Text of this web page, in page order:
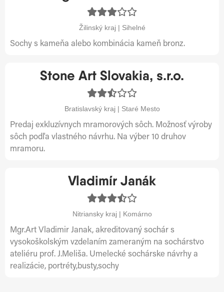
Žilinský kraj | Sihelné
Sochy s kameňa alebo kombinácia kameň bronz.
Stone Art Slovakia, s.r.o.
Bratislavský kraj | Staré Mesto
Predaj exkluzívnych mramorových sôch. Možnosť výroby
sôch podľa vlastného návrhu. Na výber 10 druhov
mramoru.
Vladimír Janák
Nitriansky kraj | Komárno
Mgr.Art Vladimir Janak, akreditovaný sochár s
vysokoškolským vzdelaním zameraným na sochárstvo
ateliéru prof. J.Meliša. Umelecké sochárske návrhy a
realizácie, portréty,busty,sochy